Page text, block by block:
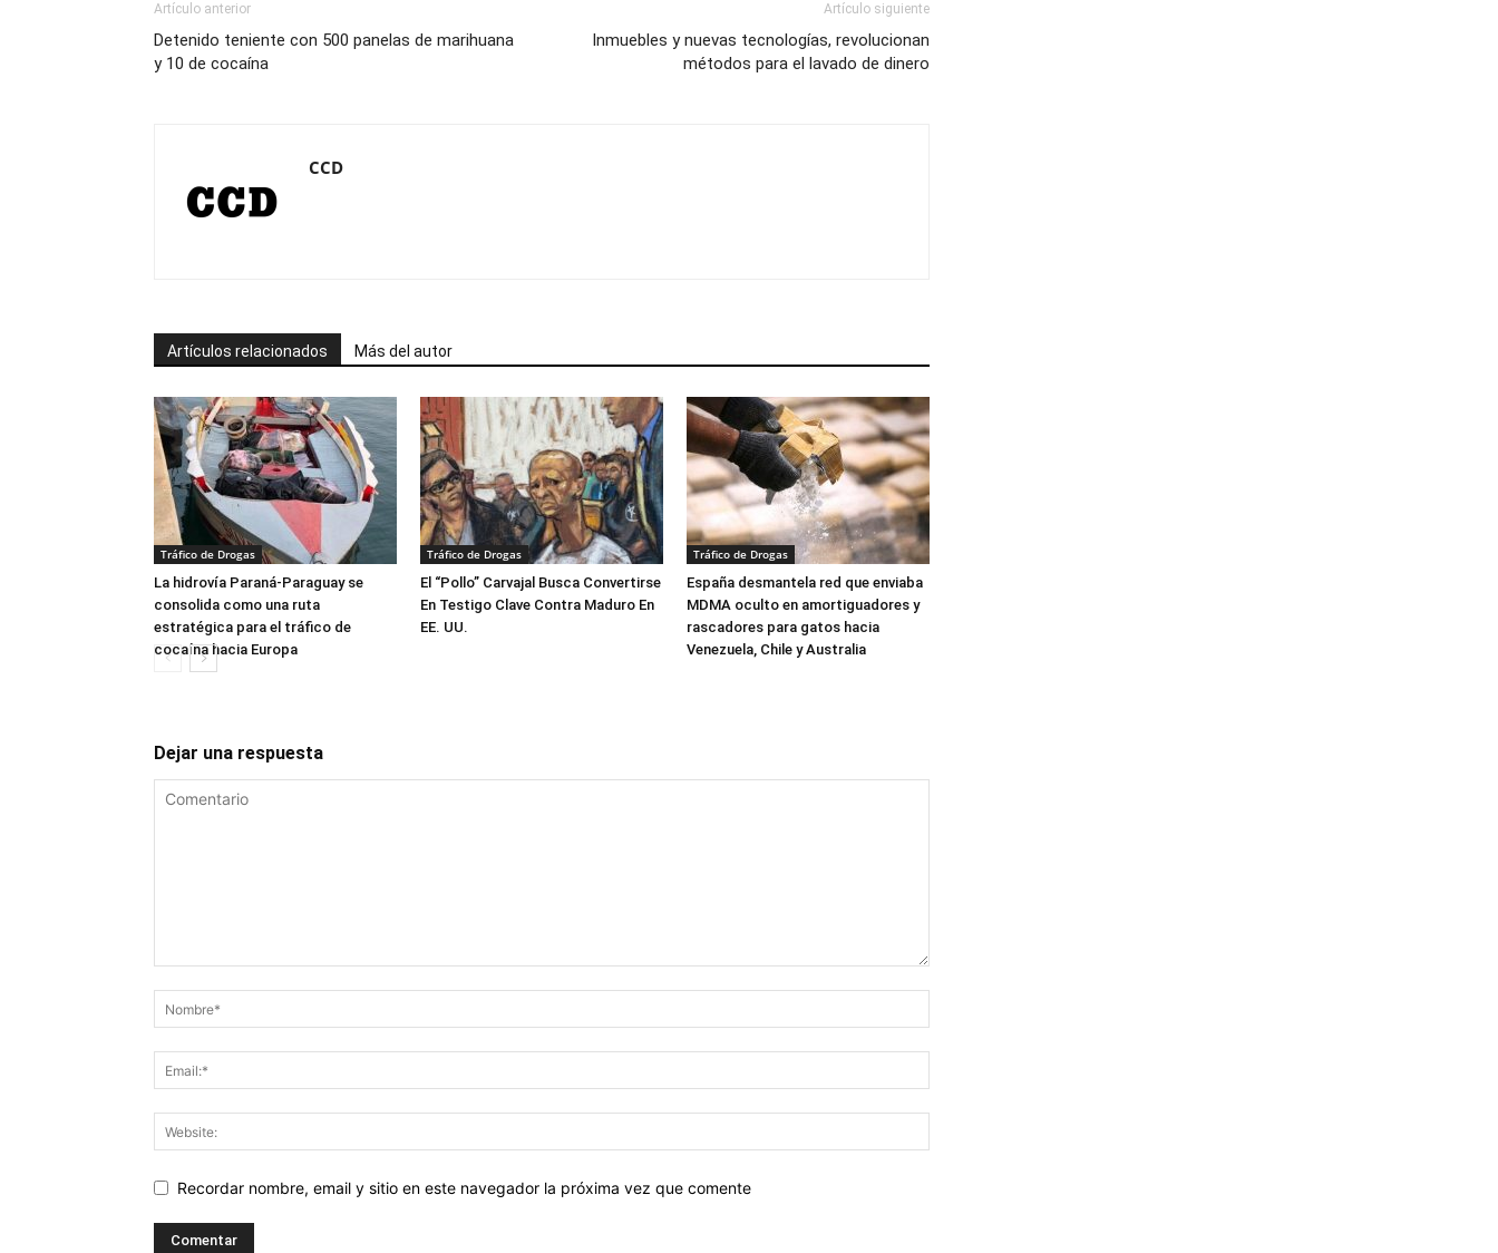
Artículo anterior
Detenido teniente con 500 panelas de marihuana
y 10 de cocaína
Artículo siguiente
Inmuebles y nuevas tecnologías, revolucionan
métodos para el lavado de dinero
CCD
Artículos relacionados Más del autor
Tráfico de Drogas
La hidrovía Paraná-Paraguay se
consolida como una ruta
estratégica para el tráfico de
cocaína hacia Europa
Tráfico de Drogas
El “Pollo” Carvajal Busca Convertirse
En Testigo Clave Contra Maduro En
EE. UU.
Tráfico de Drogas
España desmantela red que enviaba
MDMA oculto en amortiguadores y
rascadores para gatos hacia
Venezuela, Chile y Australia
Dejar una respuesta
Recordar nombre, email y sitio en este navegador la próxima vez que comente